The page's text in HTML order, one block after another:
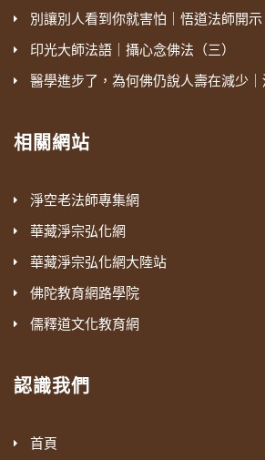
別讓別人看到你就害怕｜悟道法師開示
印光大師法語｜攝心念佛法（三）
醫學進步了，為何佛仍說人壽在減少
相關網站
淨空老法師專集網
華藏淨宗弘化網
華藏淨宗弘化網大陸站
佛陀教育網路學院
儒釋道文化教育網
認識我們
首頁